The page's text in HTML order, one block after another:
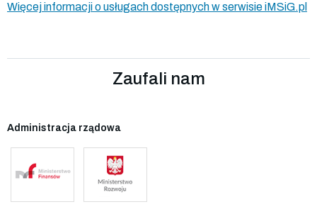
Więcej informacji o usługach dostępnych w serwisie iMSiG.pl
Zaufali nam
Administracja rządowa